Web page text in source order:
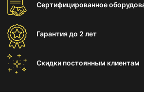
Сертифицированное
Гарантиядо 2 лет
Скидки постоянным клиентам